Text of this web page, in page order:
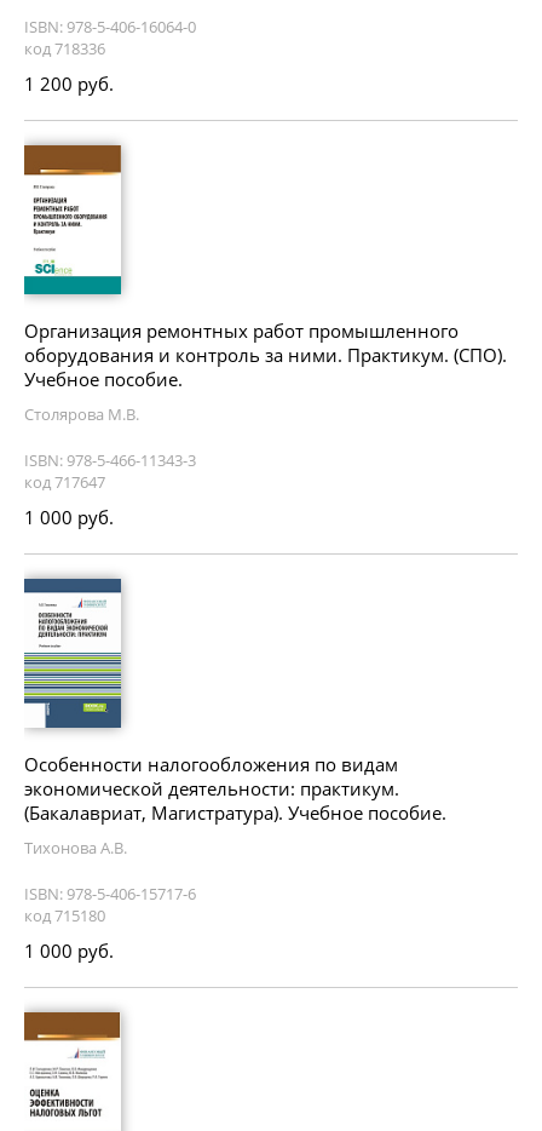
ISBN: 978-5-406-16064-0
код 718336
1 200 руб.
Организация ремонтных работ промышленного
оборудования и контроль за ними. Практикум. (СПО).
Учебное пособие.
Столярова М.В.
ISBN: 978-5-466-11343-3
код 717647
1 000 руб.
Особенности налогообложения по видам
экономической деятельности: практикум.
(Бакалавриат, Магистратура). Учебное пособие.
Тихонова А.В.
ISBN: 978-5-406-15717-6
код 715180
1 000 руб.